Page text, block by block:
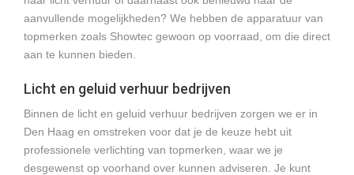
aanvullende mogelijkheden? We hebben de apparatuur van
topmerken zoals Showtec gewoon op voorraad, om die direct
aan te kunnen bieden.
Licht en geluid verhuur bedrijven
Binnen de licht en geluid verhuur bedrijven zorgen we er in
Den Haag en omstreken voor dat je de keuze hebt uit
professionele verlichting van topmerken, waar we je
desgewenst op voorhand over kunnen adviseren. Je kunt